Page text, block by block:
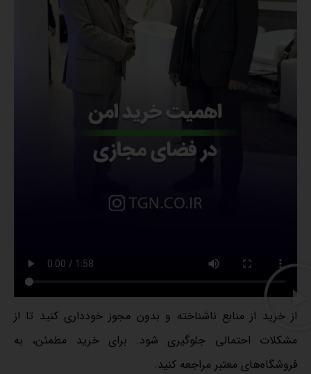
از خرید از منابع ناشناخته و بدون مجوز خودداری کنید تا از
مشکلات احتمالی جلوگیری شود. برای خرید مطمئن، به
فروشگاه‌های معتبر مراجعه کنید.